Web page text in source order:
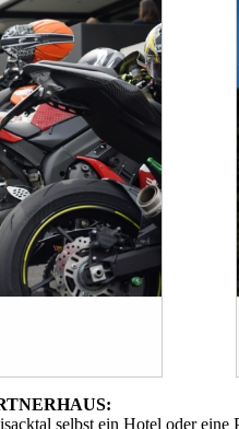
selbst ein Hotel oder